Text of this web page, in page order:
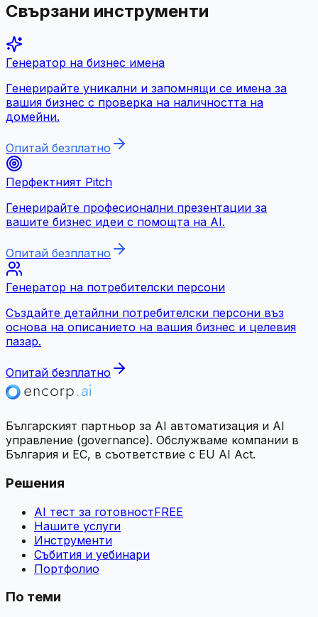
Свързани инструменти
Генератор на бизнес имена
Генерирайте уникални и запомнящи се имена за
вашия бизнес с проверка на наличността на
домейни.
Опитай безплатно
Перфектният Pitch
Генерирайте професионални презентации за
вашите бизнес идеи с помощта на AI.
Опитай безплатно
Генератор на потребителски персони
Създайте детайлни потребителски персони въз
основа на описанието на вашия бизнес и целевия
пазар.
Опитай безплатно
Българският партньор за AI автоматизация и AI
управление (governance). Обслужваме компании в
България и ЕС, в съответствие с EU AI Act.
Решения
AI тест за готовностFREE
Нашите услуги
Инструменти
Събития и уебинари
Портфолио
По теми